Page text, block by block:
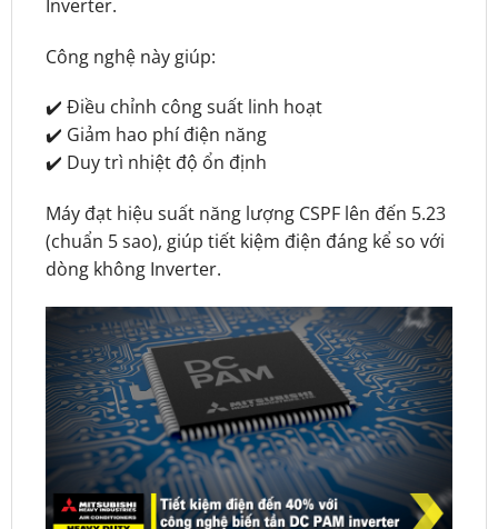
Inverter.
Công nghệ này giúp:
✔️ Điều chỉnh công suất linh hoạt
✔️ Giảm hao phí điện năng
✔️ Duy trì nhiệt độ ổn định
Máy đạt hiệu suất năng lượng CSPF lên đến 5.23
(chuẩn 5 sao), giúp tiết kiệm điện đáng kể so với
dòng không Inverter.